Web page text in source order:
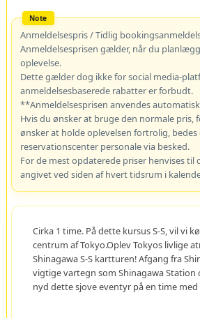
Anmeldelsespris / Tidlig
Anmeldelsesprisen gælder, når du
oplevelse.
Dette gælder dog ikke for social media-
anmeldelsesbaserede rabatter er forbudt.
**Anmeldelsesprisen anvendes
Hvis du ønsker at bruge den normale pris,
ønsker at holde oplevelsen fortrolig,
reservationscenter personale via besked.
For de mest opdaterede priser henvises til
angivet ved siden af hvert tidsrum i
Cirka 1 time. På dette kursus S-S, vil vi
centrum af Tokyo.Oplev Tokyos livlige
Shinagawa S-S kartturen! Afgang fra
vigtige vartegn som Shinagawa Station
nyd dette sjove eventyr på en time med